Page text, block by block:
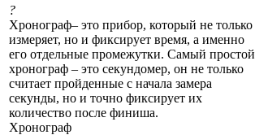
?
Хронограф– это прибор, который не только
измеряет, но и фиксирует время, а именно
его отдельные промежутки. Самый простой
хронограф – это секундомер, он не только
считает пройденные с начала замера
секунды, но и точно фиксирует их
количество после финиша.
Хронограф